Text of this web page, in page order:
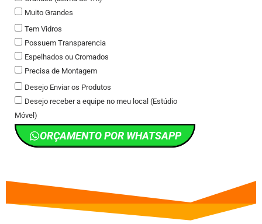
Muito Grandes
Tem Vidros
Possuem Transparencia
Espelhados ou Cromados
Precisa de Montagem
Desejo Enviar os Produtos
Desejo receber a equipe no meu local (Estúdio
Móvel)
ORÇAMENTO POR WHATSAPP